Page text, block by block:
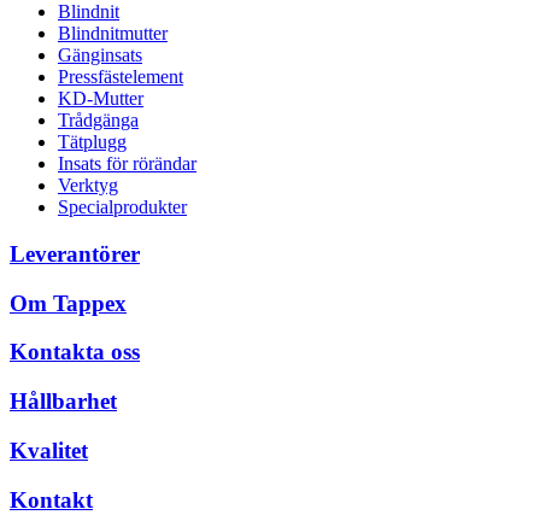
Blindnit
Blindnitmutter
Gänginsats
Pressfästelement
KD-Mutter
Trådgänga
Tätplugg
Insats för rörändar
Verktyg
Specialprodukter
Leverantörer
Om Tappex
Kontakta oss
Hållbarhet
Kvalitet
Kontakt